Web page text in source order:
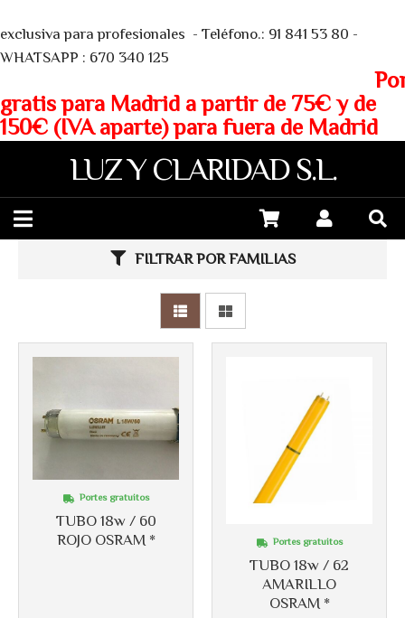
exclusiva para profesionales - Teléfono.: 91 841 53 80 -
WHATSAPP : 670 340 125
gratis para Madrid a partir de 75€ y de
150€ (IVA aparte) para fuera de Madrid
LUZ Y CLARIDAD S.L.
FILTRAR POR FAMILIAS
TUBO 18w / 60
ROJO OSRAM *
Portes gratuitos
TUBO 18w / 62
AMARILLO
OSRAM *
Portes gratuitos
Más info
Más info